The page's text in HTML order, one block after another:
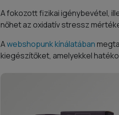
A fokozott fizikai igénybevétel,
nőhet az oxidatív stressz
Awebshopunk kínálatában
kiegészítőket, amelyekkel